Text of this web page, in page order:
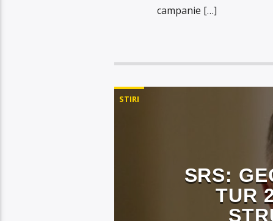
campanie […]
STIRI
SRS:
TUR